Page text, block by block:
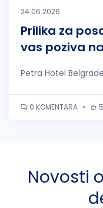
24.06.2026.
Prilika za
vas poziva
Petra Hotel
0 KOMENTARA • 5
Novosti